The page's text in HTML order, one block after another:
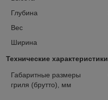
Глубина
Вес
Ширина
Технические характеристики
Габаритные размеры
гриля (брутто), мм